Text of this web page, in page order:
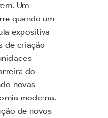
Um
quando um
expositiva
de criação
do
novas
moderna.
de novos